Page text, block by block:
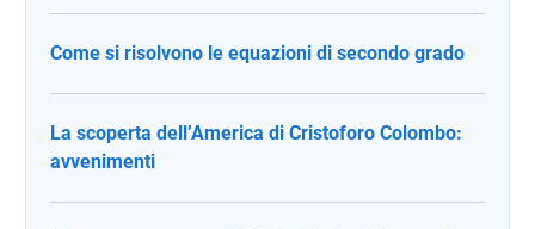
Come si risolvono le equazioni di secondo grado
La scoperta dell’America di Cristoforo Colombo:
avvenimenti